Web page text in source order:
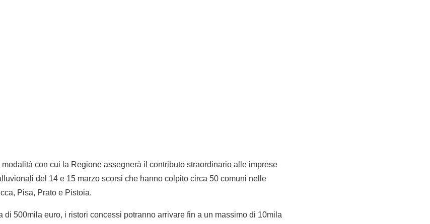
con cui la Regione assegnerà il contributo straordinario alle imprese
del 14 e 15 marzo scorsi che hanno colpito circa 50 comuni nelle
Pisa, Prato e Pistoia.
di 500mila euro, i ristori concessi potranno arrivare fin a un massimo di 10mila